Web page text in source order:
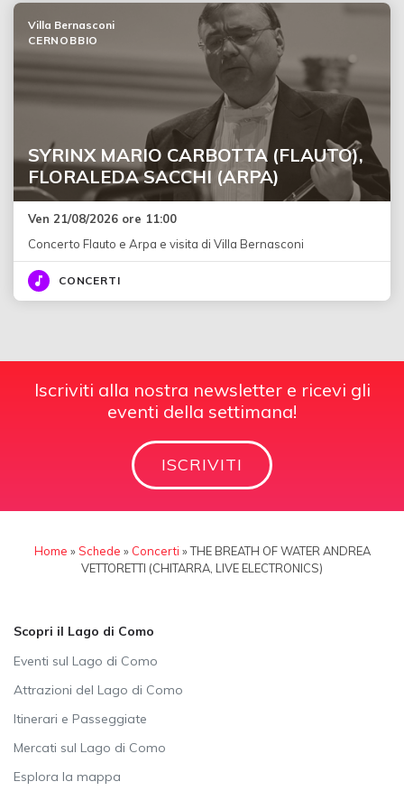
SYRINX MARIO CARBOTTA (FLAUTO),
FLORALEDA SACCHI (ARPA)
Villa Bernasconi
CERNOBBIO
Ven 21/08/2026 ore 11:00
Concerto Flauto e Arpa e visita di Villa Bernasconi
CONCERTI
Iscriviti alla nostra newsletter e ricevi gli
eventi della settimana!
ISCRIVITI
Home »Schede » Concerti »THE BREATH OF WATER ANDREA
VETTORETTI (CHITARRA, LIVE ELECTRONICS)
Scopri il Lago di Como
Eventi sul Lago di Como
Attrazioni del Lago di Como
Itinerari e Passeggiate
Mercati sul Lago di Como
Esplora la mappa